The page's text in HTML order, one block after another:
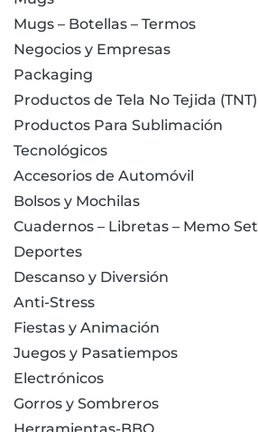
Mugs – Botellas – Termos
Negocios y Empresas
Packaging
Productos de Tela No Tejida (TNT)
Productos Para Sublimación
Tecnológicos
Accesorios de Automóvil
Bolsos y Mochilas
Cuadernos – Libretas – Memo Set
Deportes
Descanso y Diversión
Anti-Stress
Fiestas y Animación
Juegos y Pasatiempos
Electrónicos
Gorros y Sombreros